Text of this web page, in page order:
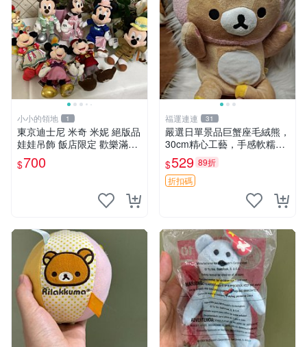
小小的領地 1
東京迪士尼 米奇 米妮 絕版品
娃娃吊飾 飯店限定 歡樂滿人
間 復活節
$700
福運連連 31
嚴選日單景品巨蟹座毛絨熊，
30cm精心工藝，手感軟糯推
薦收藏送人 巨蟹座 毛絨玩具
精緻做工
$529 89折
折扣碼